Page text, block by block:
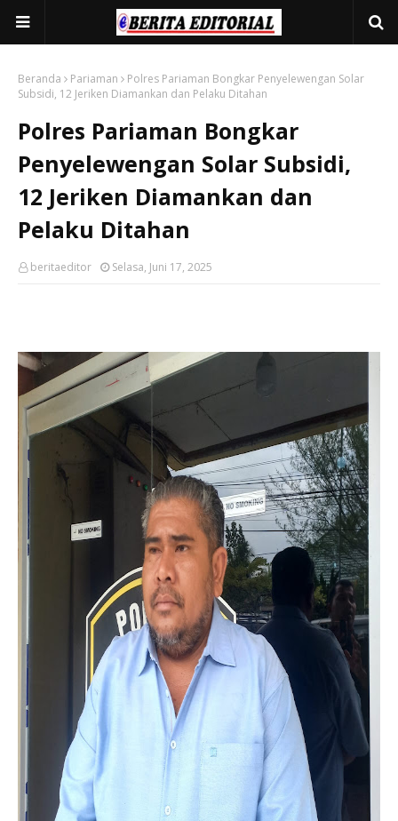
Beranda Pariaman
Polres Pariaman Bongkar Penyelewengan Solar
Subsidi, 12 Jeriken Diamankan dan Pelaku Ditahan
Polres Pariaman Bongkar
Penyelewengan Solar Subsidi,
12 Jeriken Diamankan dan
Pelaku Ditahan
beritaeditor Selasa, Juni 17, 2025